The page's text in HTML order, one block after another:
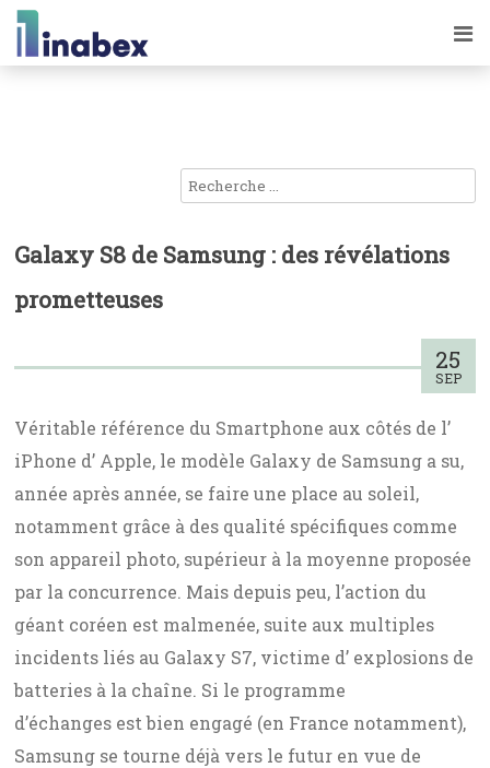
Galaxy S8 de Samsung : des révélations
prometteuses
25
SEP
Véritable référence du Smartphone aux côtés de l’
iPhone d’ Apple, le modèle Galaxy de Samsung a su,
année après année, se faire une place au soleil,
notamment grâce à des qualité spécifiques comme
son appareil photo, supérieur à la moyenne proposée
par la concurrence. Mais depuis peu, l’action du
géant coréen est malmenée, suite aux multiples
incidents liés au Galaxy S7, victime d’ explosions de
batteries à la chaîne. Si le programme
d’échanges est bien engagé (en France notamment),
Samsung se tourne déjà vers le futur en vue de